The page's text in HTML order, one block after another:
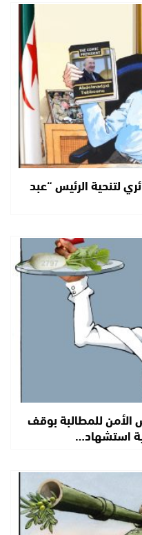
لتنحية الرئيس “عبد
الأمن للمطالبة بوقف
استشهاد…